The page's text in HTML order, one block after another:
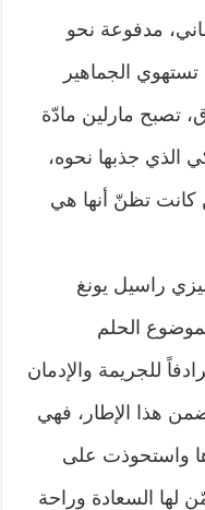
مدفوعة نحو
الجماهير
تصبح مارلين مادّة
الذي جذبها نحوه،
تظنّ أنها هي
راسيل يونغ
يهجس بموضوع الحلم
للجريمة والإدمان
هذا الإطار، فهي
واستحوذت على
لها السعادة وراحة